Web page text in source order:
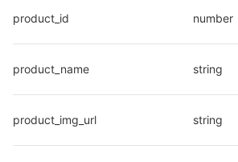
product_id number
product_name string
product_img_url string